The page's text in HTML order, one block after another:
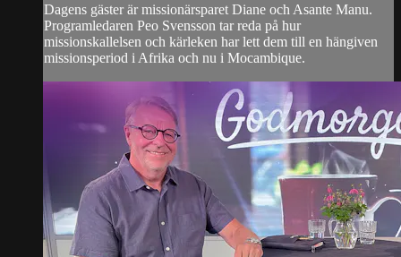
Dagens gäster är missionärsparet Diane och Asante Manu.
Programledaren Peo Svensson tar reda på hur
missionskallelsen och kärleken har lett dem till en hängiven
missionsperiod i Afrika och nu i Mocambique.